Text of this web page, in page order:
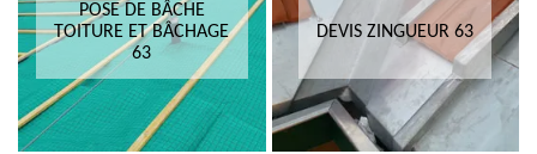
POSE DE BÂCHE
TOITURE ET BÂCHAGE
63
DEVIS ZINGUEUR 63